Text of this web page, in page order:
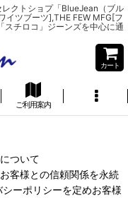
クトショプ「BlueJean（ブル
イツブーツ],THE FEW MFG[フ
スチロコ」ジーンズを中心に通
カート
ご利用案内
ついて
客様との信頼関係を永続
ーポリシーを定めお客様